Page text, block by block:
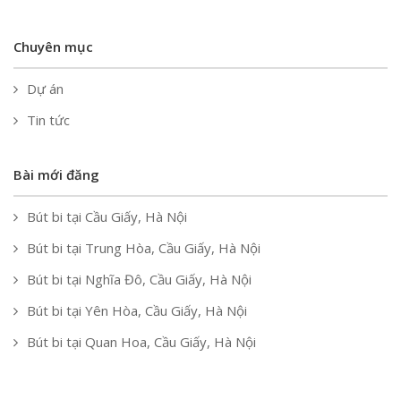
Chuyên mục
Dự án
Tin tức
Bài mới đăng
Bút bi tại Cầu Giấy, Hà Nội
Bút bi tại Trung Hòa, Cầu Giấy, Hà Nội
Bút bi tại Nghĩa Đô, Cầu Giấy, Hà Nội
Bút bi tại Yên Hòa, Cầu Giấy, Hà Nội
Bút bi tại Quan Hoa, Cầu Giấy, Hà Nội